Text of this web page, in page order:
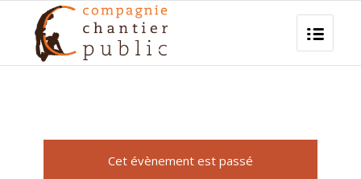
Cet évènement est passé